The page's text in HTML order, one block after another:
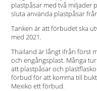
plastpåsar med två miljader
sluta använda plastpåsar
Tanken är att förbudet ska
med 2021.
Thailand är långt ifrån först
och engångsplast. Många
att plastpåsar och
förbud för att komma till
Mexiko ett förbud.